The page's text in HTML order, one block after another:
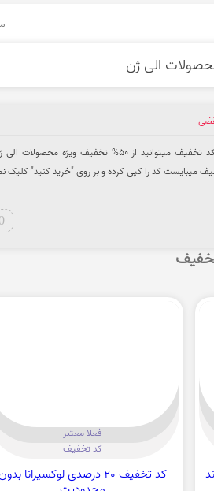
با استفاده از کد تخفیف میتوانید از 50%
میبایست کد را کپی کرده و بر روی "خرید کنید" کلیک
فعلا معتبر
کد تخفیف
کد تخفیف 20 درصدی لوکسیرانا